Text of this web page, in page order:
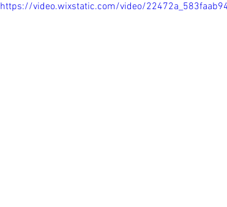
https://video.wixstatic.com/video/